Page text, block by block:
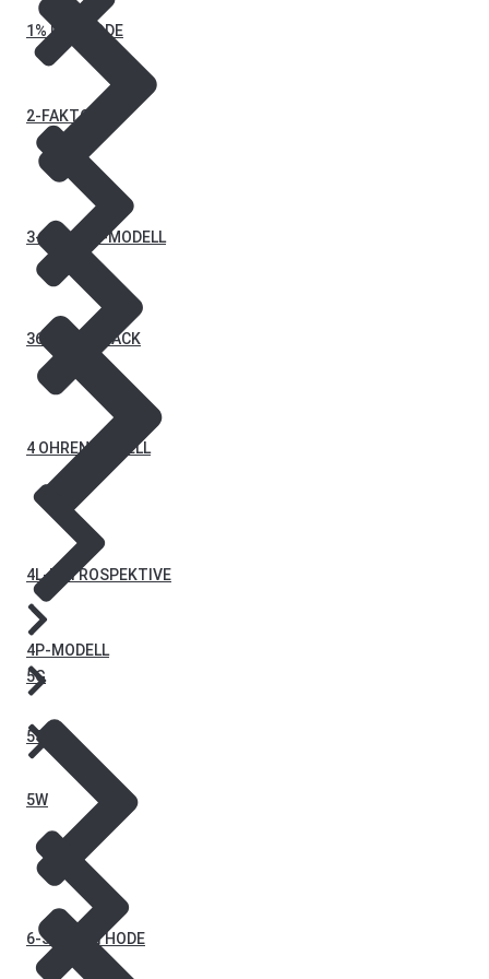
1% METHODE
2-FAKTOREN
3-PHASEN-MODELL
360°-FEEDBACK
4 OHREN MODELL
4L-RETROSPEKTIVE
4P-MODELL
5G
5S
5W
6-3-5-METHODE